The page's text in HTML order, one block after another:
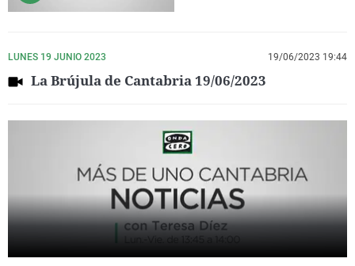
LUNES 19 JUNIO 2023 19/06/2023 19:44
La Brújula de Cantabria 19/06/2023